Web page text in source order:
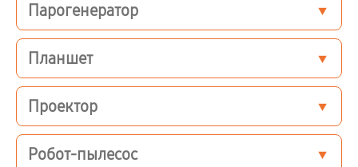
Парогенератор
Планшет
Проектор
Робот-пылесос